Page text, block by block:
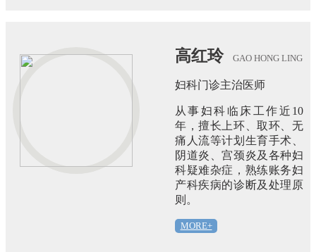
高红玲 GAO HONG LING
妇科门诊主治医师
从事妇科临床工作近10
年，擅长上环、取环、无
痛人流等计划生育手术、
阴道炎、宫颈炎及各种妇
科疑难杂症，熟练账务妇
产科疾病的诊断及处理原
则。
MORE+